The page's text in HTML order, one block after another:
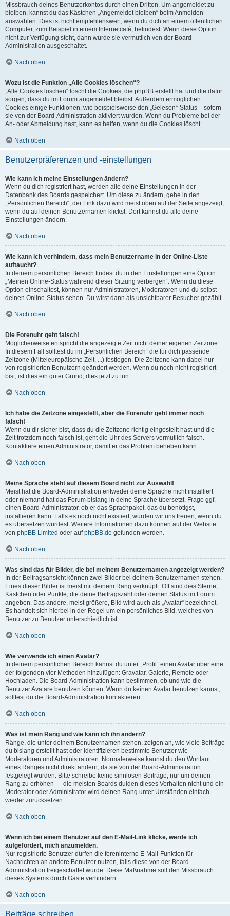
Missbrauch deines Benutzerkontos durch einen Dritten. Um angemeldet zu
bleiben, kannst du das Kästchen „Angemeldet bleiben“ beim Anmelden
auswählen. Dies ist nicht empfehlenswert, wenn du dich an einem öffentlichen
Computer, zum Beispiel in einem Internetcafé, befindest. Wenn diese Option
nicht zur Verfügung steht, dann wurde sie vermutlich von der Board-
Administration ausgeschaltet.
Nach oben
Wozu ist die Funktion „Alle Cookies löschen“?
„Alle Cookies löschen“ löscht die Cookies, die phpBB erstellt hat und die dafür
sorgen, dass du im Forum angemeldet bleibst. Außerdem ermöglichen
Cookies einige Funktionen, wie beispielsweise den „Gelesen“-Status – sofern
sie von der Board-Administration aktiviert wurden. Wenn du Probleme bei der
An- oder Abmeldung hast, kann es helfen, wenn du die Cookies löscht.
Nach oben
Benutzerpräferenzen und -einstellungen
Wie kann ich meine Einstellungen ändern?
Wenn du dich registriert hast, werden alle deine Einstellungen in der
Datenbank des Boards gespeichert. Um diese zu ändern, gehe in den
„Persönlichen Bereich“; der Link dazu wird meist oben auf der Seite angezeigt,
wenn du auf deinen Benutzernamen klickst. Dort kannst du alle deine
Einstellungen ändern.
Nach oben
Wie kann ich verhindern, dass mein Benutzername in der Online-Liste
auftaucht?
In deinem persönlichen Bereich findest du in den Einstellungen eine Option
„Meinen Online-Status während dieser Sitzung verbergen“. Wenn du diese
Option einschaltest, können nur Administratoren, Moderatoren und du selbst
deinen Online-Status sehen. Du wirst dann als unsichtbarer Besucher gezählt.
Nach oben
Die Forenuhr geht falsch!
Möglicherweise entspricht die angezeigte Zeit nicht deiner eigenen Zeitzone.
In diesem Fall solltest du im „Persönlichen Bereich“ die für dich passende
Zeitzone (Mitteleuropäische Zeit, ...) festlegen. Die Zeitzone kann dabei nur
von registrierten Benutzern geändert werden. Wenn du noch nicht registriert
bist, ist dies ein guter Grund, dies jetzt zu tun.
Nach oben
Ich habe die Zeitzone eingestellt, aber die Forenuhr geht immer noch
falsch!
Wenn du dir sicher bist, dass du die Zeitzone richtig eingestellt hast und die
Zeit trotzdem noch falsch ist, geht die Uhr des Servers vermutlich falsch.
Kontaktiere einen Administrator, damit er das Problem beheben kann.
Nach oben
Meine Sprache steht auf diesem Board nicht zur Auswahl!
Meist hat die Board-Administration entweder deine Sprache nicht installiert
oder niemand hat das Forum bislang in deine Sprache übersetzt. Frage ggf.
einen Board-Administrator, ob er das Sprachpaket, das du benötigst,
installieren kann. Falls es noch nicht existiert, würden wir uns freuen, wenn du
es übersetzen würdest. Weitere Informationen dazu können auf der Website
von phpBB Limited oder aufphpBB.de gefunden werden.
Nach oben
Was sind das für Bilder, die bei meinem Benutzernamen angezeigt werden?
In der Beitragsansicht können zwei Bilder bei deinem Benutzernamen stehen.
Eines dieser Bilder ist meist mit deinem Rang verknüpft: Oft sind dies Sterne,
Kästchen oder Punkte, die deine Beitragszahl oder deinen Status im Forum
angeben. Das andere, meist größere, Bild wird auch als „Avatar“ bezeichnet.
Es handelt sich hierbei in der Regel um ein persönliches Bild, welches von
Benutzer zu Benutzer unterschiedlich ist.
Nach oben
Wie verwende ich einen Avatar?
In deinem persönlichen Bereich kannst du unter „Profil“ einen Avatar über eine
der folgenden vier Methoden hinzufügen: Gravatar, Galerie, Remote oder
Hochladen. Die Board-Administration kann bestimmen, ob und wie die
Benutzer Avatare benutzen können. Wenn du keinen Avatar benutzen kannst,
solltest du die Board-Administration kontaktieren.
Nach oben
Was ist mein Rang und wie kann ich ihn ändern?
Ränge, die unter deinem Benutzernamen stehen, zeigen an, wie viele Beiträge
du bislang erstellt hast oder identifizieren bestimmte Benutzer wie
Moderatoren und Administratoren. Normalerweise kannst du den Wortlaut
eines Ranges nicht direkt ändern, da sie von der Board-Administration
festgelegt wurden. Bitte schreibe keine sinnlosen Beiträge, nur um deinen
Rang zu erhöhen — die meisten Boards dulden dieses Verhalten nicht und ein
Moderator oder Administrator wird deinen Rang unter Umständen einfach
wieder zurücksetzen.
Nach oben
Wenn ich bei einem Benutzer auf den E-Mail-Link klicke, werde ich
aufgefordert, mich anzumelden.
Nur registrierte Benutzer dürfen die foreninterne E-Mail-Funktion für
Nachrichten an andere Benutzer nutzen, falls diese von der Board-
Administration freigeschaltet wurde. Diese Maßnahme soll den Missbrauch
dieses Systems durch Gäste verhindern.
Nach oben
Beiträge schreiben